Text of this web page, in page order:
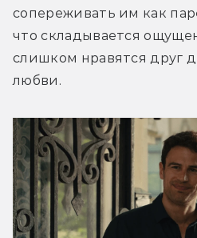
сопереживать им как
что складывается
слишком нравятся друг
любви.